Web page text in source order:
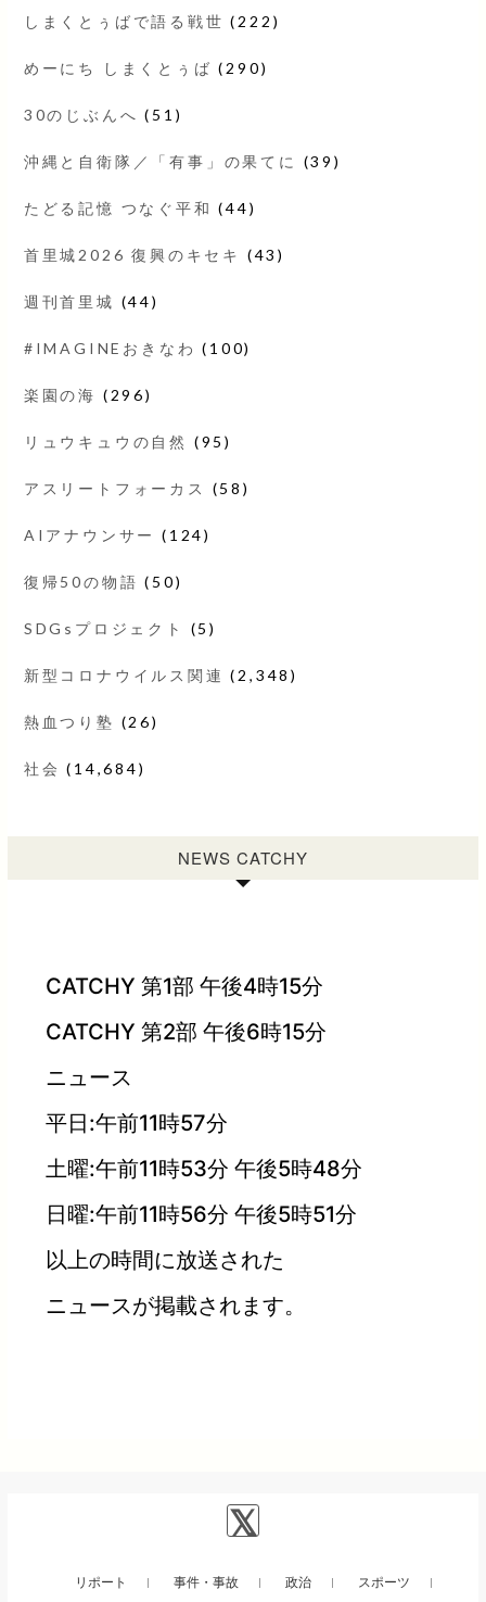
しまくとぅばで語る戦世 (222)
めーにち しまくとぅば (290)
30のじぶんへ (51)
沖縄と自衛隊／「有事」の果てに (39)
たどる記憶 つなぐ平和 (44)
首里城2026 復興のキセキ (43)
週刊首里城 (44)
#IMAGINEおきなわ (100)
楽園の海 (296)
リュウキュウの自然 (95)
アスリートフォーカス (58)
AIアナウンサー (124)
復帰50の物語 (50)
SDGsプロジェクト (5)
新型コロナウイルス関連 (2,348)
熱血つり塾 (26)
社会 (14,684)
NEWS CATCHY
CATCHY 第1部 午後4時15分
CATCHY 第2部 午後6時15分
ニュース
平日:午前11時57分
土曜:午前11時53分 午後5時48分
日曜:午前11時56分 午後5時51分
以上の時間に放送された
ニュースが掲載されます。
リポート 事件・事故 政治 スポーツ